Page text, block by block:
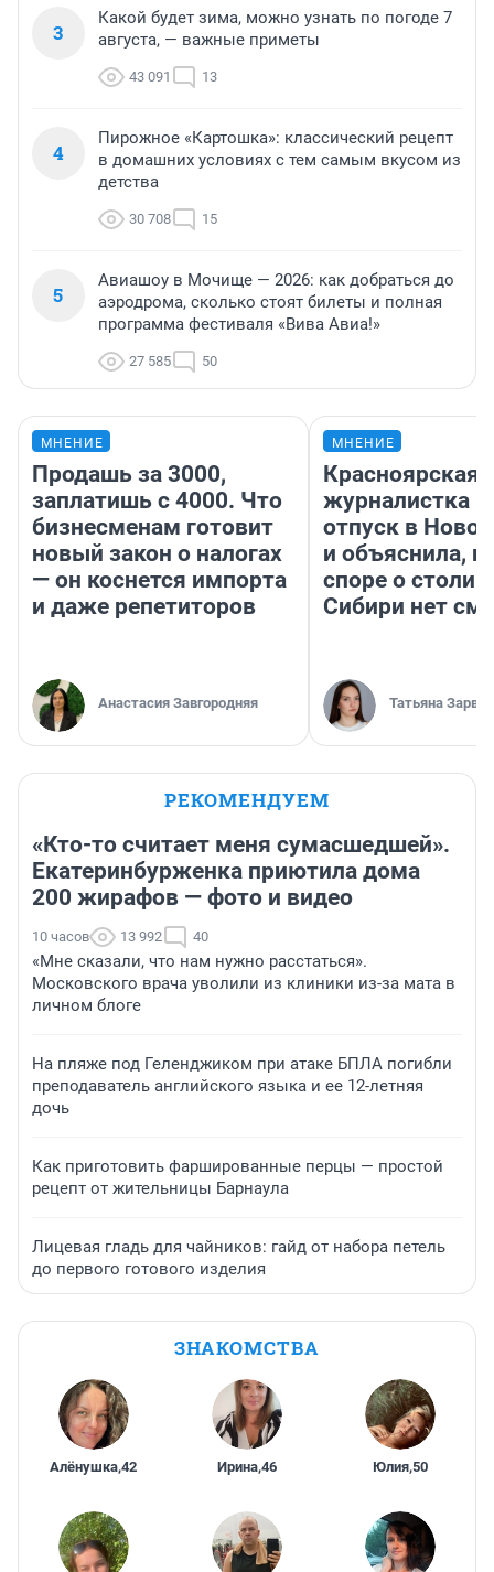
3
Какой будет зима, можно узнать по погоде 7
августа, — важные приметы
43 091 13
4
Пирожное «Картошка»: классический рецепт
в домашних условиях с тем самым вкусом из
детства
30 708 15
5
Авиашоу в Мочище — 2026: как добраться до
аэродрома, сколько стоят билеты и полная
программа фестиваля «Вива Авиа!»
27 585 50
МНЕНИЕ
Продашь за 3000,
заплатишь с 4000. Что
бизнесменам готовит
новый закон о налогах
— он коснется импорта
и даже репетиторов
Анастасия Завгородняя
МНЕНИЕ
Красноярская
журналистка
отпуск в
и объяснила,
споре о
Сибири нет
Татьяна Зарва
РЕКОМЕНДУЕМ
«Кто-то считает меня сумасшедшей».
Екатеринбурженка приютила дома
200 жирафов — фото и видео
10 часов 13 992 40
«Мне сказали, что нам нужно расстаться».
Московского врача уволили из клиники из-за мата в
личном блоге
На пляже под Геленджиком при атаке БПЛА погибли
преподаватель английского языка и ее 12-летняя
дочь
Как приготовить фаршированные перцы — простой
рецепт от жительницы Барнаула
Лицевая гладь для чайников: гайд от набора петель
до первого готового изделия
ЗНАКОМСТВА
Алёнушка,42 Ирина,46 Юлия,50